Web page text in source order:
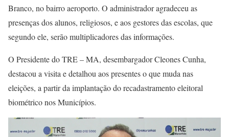
Branco, no bairro aeroporto. O administrador agradeceu as
presenças dos alunos, religiosos, e aos gestores das escolas, que
segundo ele, serão multiplicadores das informações.
O Presidente do TRE – MA, desembargador Cleones Cunha,
destacou a visita e detalhou aos presentes o que muda nas
eleições, a partir da implantação do recadastramento eleitoral
biométrico nos Municípios.